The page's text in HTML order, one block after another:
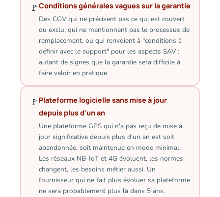
🚩Conditions générales vagues sur la garantie
Des CGV qui ne précisent pas ce qui est couvert
ou exclu, qui ne mentionnent pas le processus de
remplacement, ou qui renvoient à "conditions à
définir avec le support" pour les aspects SAV :
autant de signes que la garantie sera difficile à
faire valoir en pratique.
🚩 Plateforme logicielle sans mise à jour
depuis plus d'un an
Une plateforme GPS qui n'a pas reçu de mise à
jour significative depuis plus d'un an est soit
abandonnée, soit maintenue en mode minimal.
Les réseaux NB-IoT et 4G évoluent, les normes
changent, les besoins métier aussi. Un
fournisseur qui ne fait plus évoluer sa plateforme
ne sera probablement plus là dans 5 ans.